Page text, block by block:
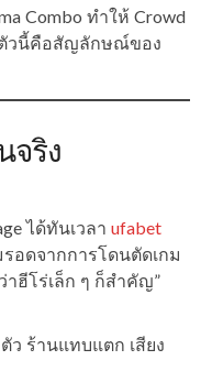
Combo ทำให้ Crowd
ตัวนี้คือสัญลักษณ์ของ
จริง
ได้ทันเวลา ufabet
อดจากการโดนตัดเกม
ฮีโร่เล็ก ๆ ก็สำคัญ”
ว ร้านแทบแตก เสียง